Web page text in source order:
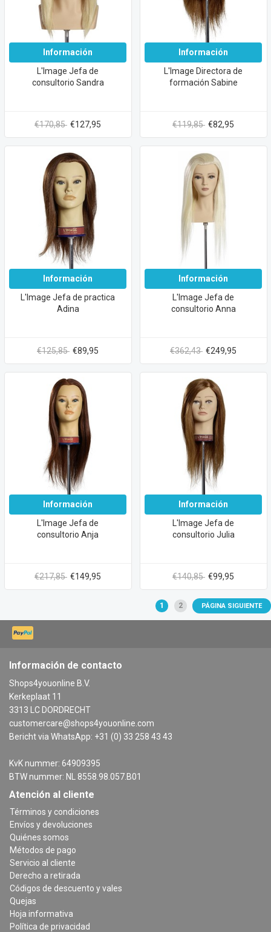
Información
L'Image Jefa de
consultorio Sandra
€170,85 €127,95
Información
L'Image Directora de
formación Sabine
€119,85 €82,95
Información
L'Image Jefa de practica
Adina
€125,85 €89,95
Información
L'Image Jefa de
consultorio Anna
€362,43 €249,95
Información
L'Image Jefa de
consultorio Anja
€217,85 €149,95
Información
L'Image Jefa de
consultorio Julia
€140,85 €99,95
1 2 PÁGINA SIGUIENTE
Información de contacto
Shops4youonline B.V.
Kerkeplaat 11
3313 LC DORDRECHT
customercare@shops4youonline.com
Bericht via WhatsApp: +31 (0) 33 258 43 43
KvK nummer: 64909395
BTW nummer: NL 8558.98.057.B01
Atención al cliente
Términos y condiciones
Envíos y devoluciones
Quiénes somos
Métodos de pago
Servicio al cliente
Derecho a retirada
Códigos de descuento y vales
Quejas
Hoja informativa
Política de privacidad